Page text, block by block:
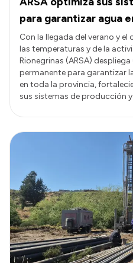
para garantizar agua
Con la llegada del verano y
las temperaturas y de la
Rionegrinas (ARSA)
permanente para garantizar
en toda la provincia,
sus sistemas de producción